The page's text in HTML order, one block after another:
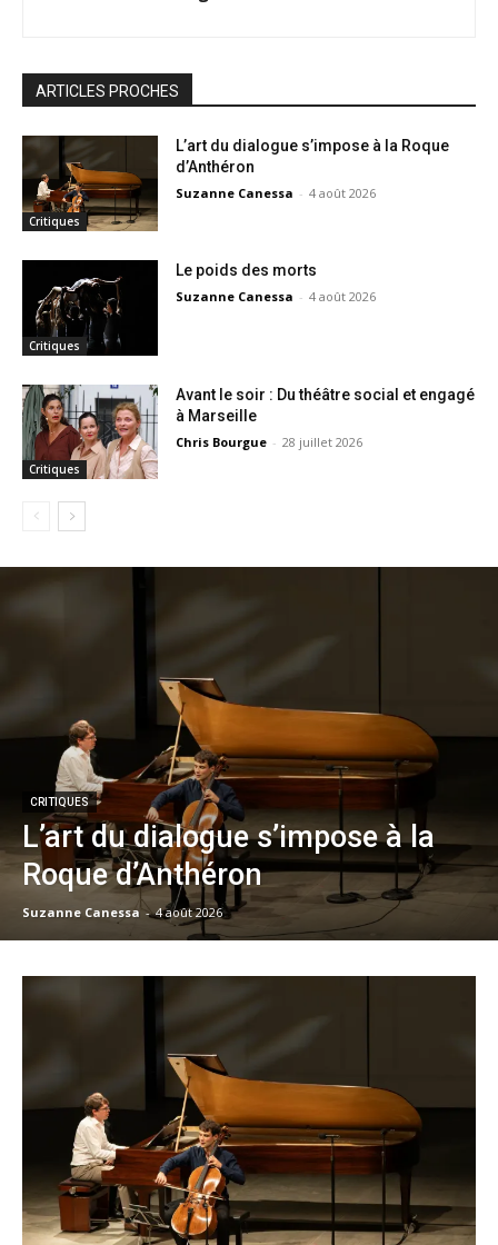
ARTICLES PROCHES
Critiques
L’art du dialogue s’impose à la Roque
d’Anthéron
Suzanne Canessa - 4 août 2026
Critiques
Le poids des morts
Suzanne Canessa - 4 août 2026
Critiques
Avant le soir : Du théâtre social et engagé
à Marseille
Chris Bourgue - 28 juillet 2026
CRITIQUES
L’art du dialogue s’impose à la
Roque d’Anthéron
Suzanne Canessa - 4 août 2026